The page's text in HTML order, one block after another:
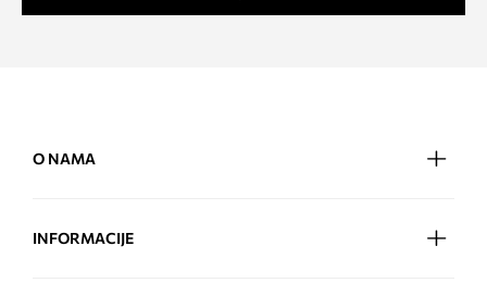
O NAMA
INFORMACIJE